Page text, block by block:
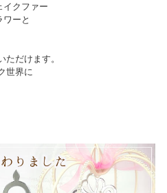
イクファー
ーと
だけます。
世界に